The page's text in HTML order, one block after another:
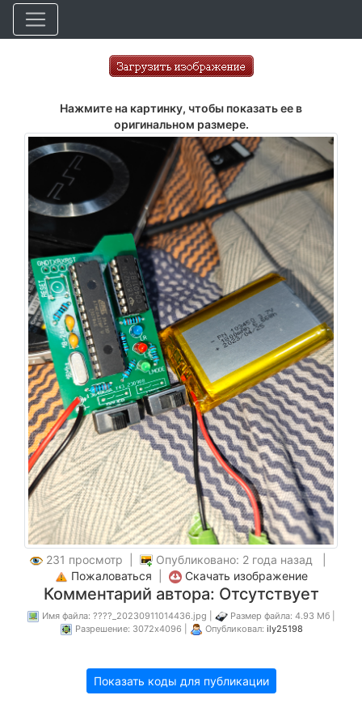
Нажмите на картинку, чтобы показать ее в
оригинальном размере.
231 просмотр |
Опубликовано: 2 года назад |
Пожаловаться
Скачать изображение
Комментарий автора: Отсутствует
Имя файла: ????_20230911014436.jpg |
Размер файла: 4.93 Мб |
Разрешение: 3072x4096 |
Опубликовал: ily25198
Показать коды для публикации